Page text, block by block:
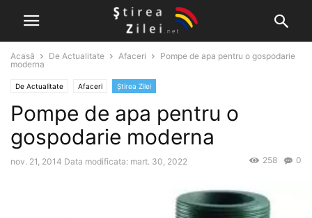
Acasă De Actualitate Afaceri
Pompe de apa pentru o gospodarie
moderna
De Actualitate Afaceri Știrea Zilei
Pompe de apa pentru o
gospodarie moderna
nov. 21, 2014 Data modificata: mart. 30, 2022 0
258